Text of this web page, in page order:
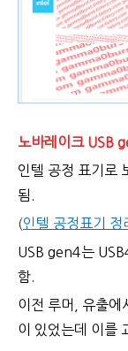
노바레이크 USB
인텔 공정 표기로
됨.
(인텔 공정표기
USB gen4는
함.
이전 루머, 유출에
이 있었는데 이를